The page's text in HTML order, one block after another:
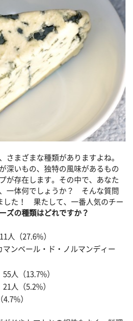
さまざまな種類がありますよね。
深いもの、独特の風味があるもの
が存在します。その中で、あなた
一体何でしょうか？ そんな質問
した！ 果たして、一番人気のチー
ズの種類はどれですか？
（27.6%）
ンベール・ド・ノルマンディー
人（13.7%）
人（5.2%）
）